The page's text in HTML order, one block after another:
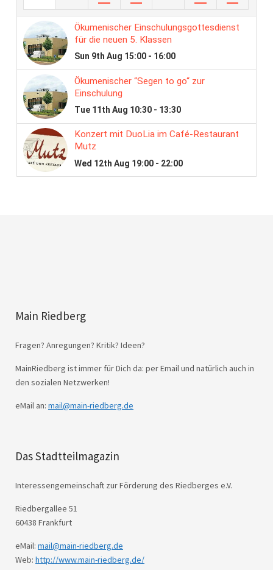
Main Riedberg
Fragen? Anregungen? Kritik? Ideen?
MainRiedberg ist immer für Dich da: per Email und natürlich auch in
den sozialen Netzwerken!
eMail an: mail@main-riedberg.de
Das Stadtteilmagazin
Interessengemeinschaft zur Förderung des Riedberges e.V.
Riedbergallee 51
60438 Frankfurt
eMail: mail@main-riedberg.de
Web: http://www.main-riedberg.de/